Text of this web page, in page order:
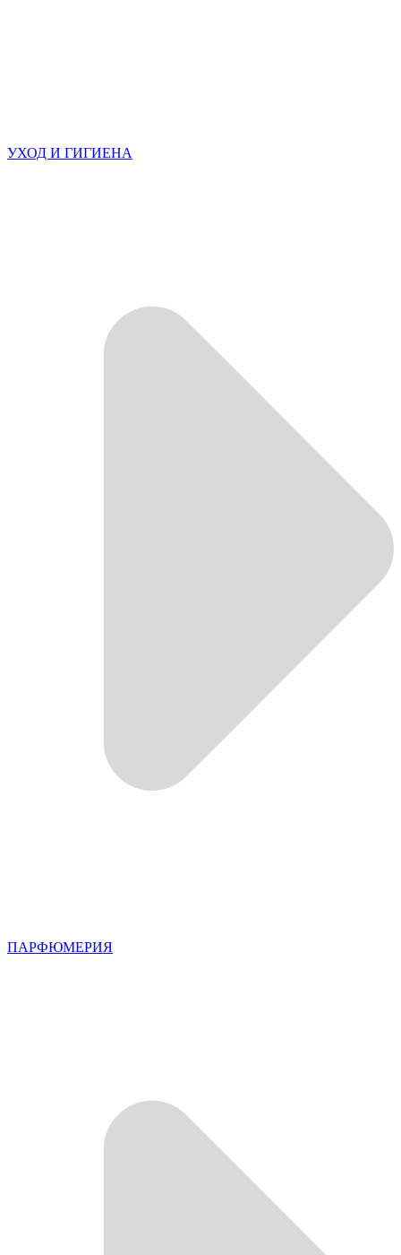
УХОД И ГИГИЕНА
ПАРФЮМЕРИЯ